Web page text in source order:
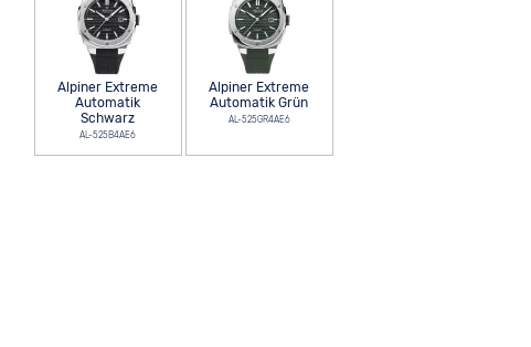
Alpiner Extreme
Automatik
Schwarz
AL-525B4AE6
Alpiner Extreme
Automatik Grün
AL-525GR4AE6